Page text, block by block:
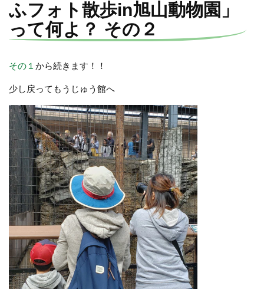
ふフォト散歩in旭山動物園」
って何よ？ その２
その１ から続きます！！
少し戻ってもうじゅう館へ